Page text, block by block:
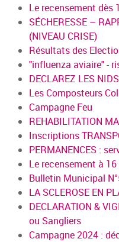
Le recensement dès
SÉCHERESSE –
(NIVEAU CRISE)
Résultats des
"influenza aviaire" -
DECLAREZ LES
Les Composteurs
Campagne Feu
REHABILITATION
Inscriptions
PERMANENCES :
Le recensement à 16
Bulletin Municipal
LA SCLEROSE EN
DECLARATION &
ou Sangliers
Campagne 2024 :